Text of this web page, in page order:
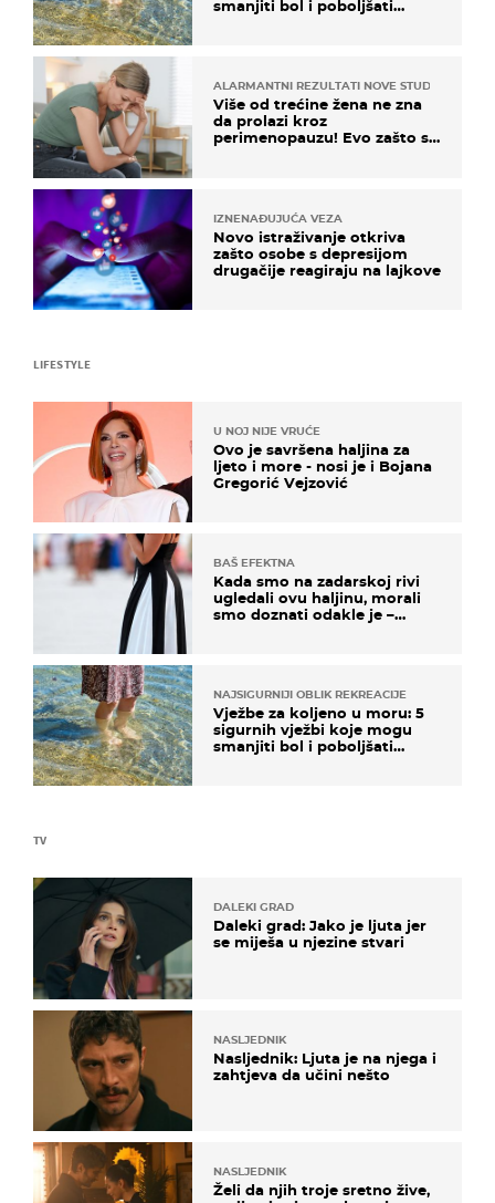
smanjiti bol i poboljšati
ALARMANTNI REZULTATI NOVE STUDIJE
Više od trećine žena ne zna
da prolazi kroz
perimenopauzu! Evo zašto su
IZNENAĐUJUĆA VEZA
Novo istraživanje otkriva
zašto osobe s depresijom
drugačije reagiraju na lajkove
TV
DALEKI GRAD
Daleki grad: Jako je ljuta jer
se miješa u njezine stvari
NASLJEDNIK
Nasljednik: Ljuta je na njega i
zahtjeva da učini nešto
NASLJEDNIK
Želi da njih troje sretno žive,
LIFESTYLE
U NOJ NIJE VRUĆE
Ovo je savršena haljina za
ljeto i more - nosi je i Bojana
Gregorić Vejzović
BAŠ EFEKTNA
Kada smo na zadarskoj rivi
ugledali ovu haljinu, morali
smo doznati odakle je –
NAJSIGURNIJI OBLIK REKREACIJE
Vježbe za koljeno u moru: 5
sigurnih vježbi koje mogu
smanjiti bol i poboljšati